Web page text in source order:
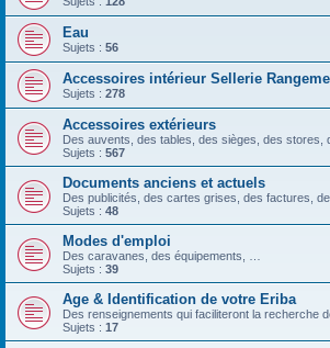
Eau
Sujets : 56
Accessoires intérieur Sellerie
Sujets : 278
Accessoires extérieurs
Des auvents, des tables, des sièges, des stores,
Sujets : 567
Documents anciens et actuels
Des publicités, des cartes grises, des factures,
Sujets : 48
Modes d'emploi
Des caravanes, des équipements, …
Sujets : 39
Age & Identification de votre Eriba
Des renseignements qui faciliteront la recherche
Sujets : 17